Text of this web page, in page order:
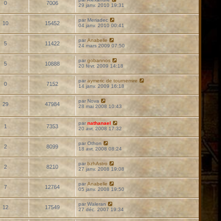
0 7006
29 janv. 2010 19:31
10 15452
par Meriadec
04 janv. 2010 00:41
5 11422
par Anabelle
24 mars 2009 07:50
5 10888
par gobannos
20 févr. 2009 14:18
0 7152
par aymeric de tournemire
14 janv. 2009 16:18
29 47984
par Nova
28 mai 2008 10:43
1 7353
par nathanael
20 avr. 2008 17:32
2 8099
par Othon
18 avr. 2008 08:24
2 8210
par bzhAstro
27 janv. 2008 19:08
7 12764
par Anabelle
05 janv. 2008 19:50
12 17549
par Waleran
27 déc. 2007 19:34